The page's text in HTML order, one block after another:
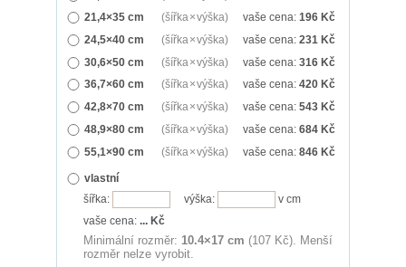
21,4×35 cm
(šířka × výška) vaše cena: 196 Kč
24,5×40 cm
(šířka × výška) vaše cena: 231 Kč
30,6×50 cm
(šířka × výška) vaše cena: 316 Kč
36,7×60 cm
(šířka × výška) vaše cena: 420 Kč
42,8×70 cm
(šířka × výška) vaše cena: 543 Kč
48,9×80 cm
(šířka × výška) vaše cena: 684 Kč
55,1×90 cm
(šířka × výška) vaše cena: 846 Kč
vlastní
šířka:
výška:
v cm
vaše cena: ... Kč
Minimální rozměr: 10.4×17 cm (107 Kč). Menší
rozměr nelze vyrobit.